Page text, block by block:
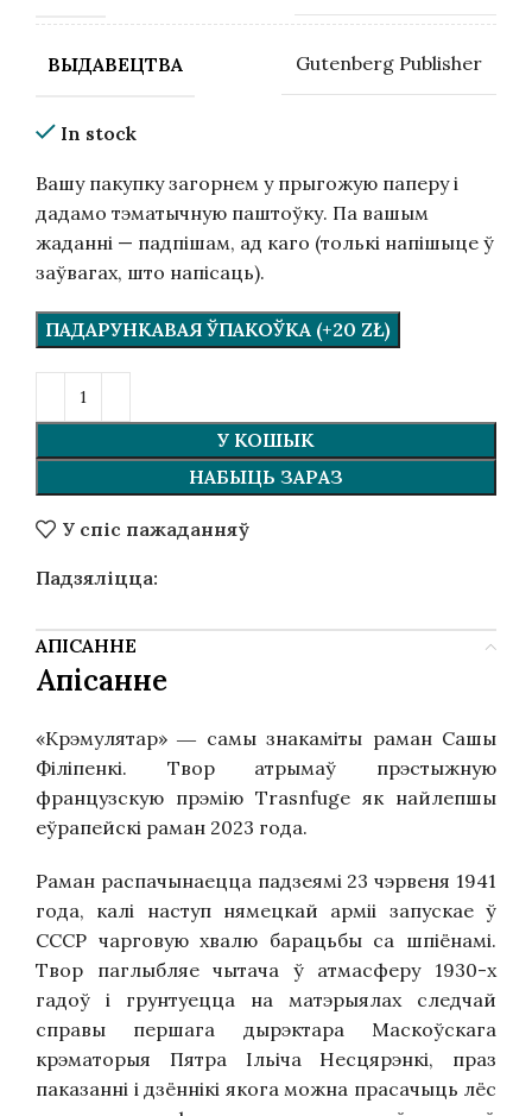
ВЫДАВЕЦТВА Gutenberg Publisher
In stock
Вашу пакупку загорнем у прыгожую паперу і
дадамо тэматычную паштоўку. Па вашым
жаданні — падпішам, ад каго (толькі напішыце ў
заўвагах, што напісаць).
ПАДАРУНКАВАЯ ЎПАКОЎКА (+20 ZŁ)
У КОШЫК
НАБЫЦЬ ЗАРАЗ
У спіс пажаданняў
Падзяліцца:
АПІСАННЕ
Апісанне
«Крэмулятар»— самы знакаміты раман Сашы
Філіпенкі. Твор атрымаў прэстыжную
французскую прэмію Trasnfuge як найлепшы
еўрапейскі раман 2023 года.
Раман распачынаецца падзеямі 23 чэрвеня 1941
года, калі наступ нямецкай арміі запускае ў
СССР чарговую хвалю барацьбы са шпіёнамі.
Твор паглыбляе чытача ў атмасферу 1930-х
гадоў і грунтуецца на матэрыялах следчай
справы першага дырэктара Маскоўскага
крэматорыя Пятра Ільіча Несцярэнкі, праз
паказанні і дзённікі якога можна прасачыць лёс